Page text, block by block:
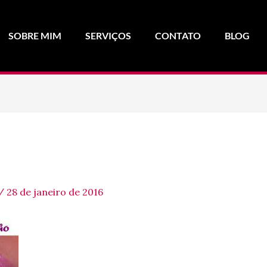
SOBRE MIM SERVIÇOS CONTATO BLOG
/ 28 de janeiro de 2016